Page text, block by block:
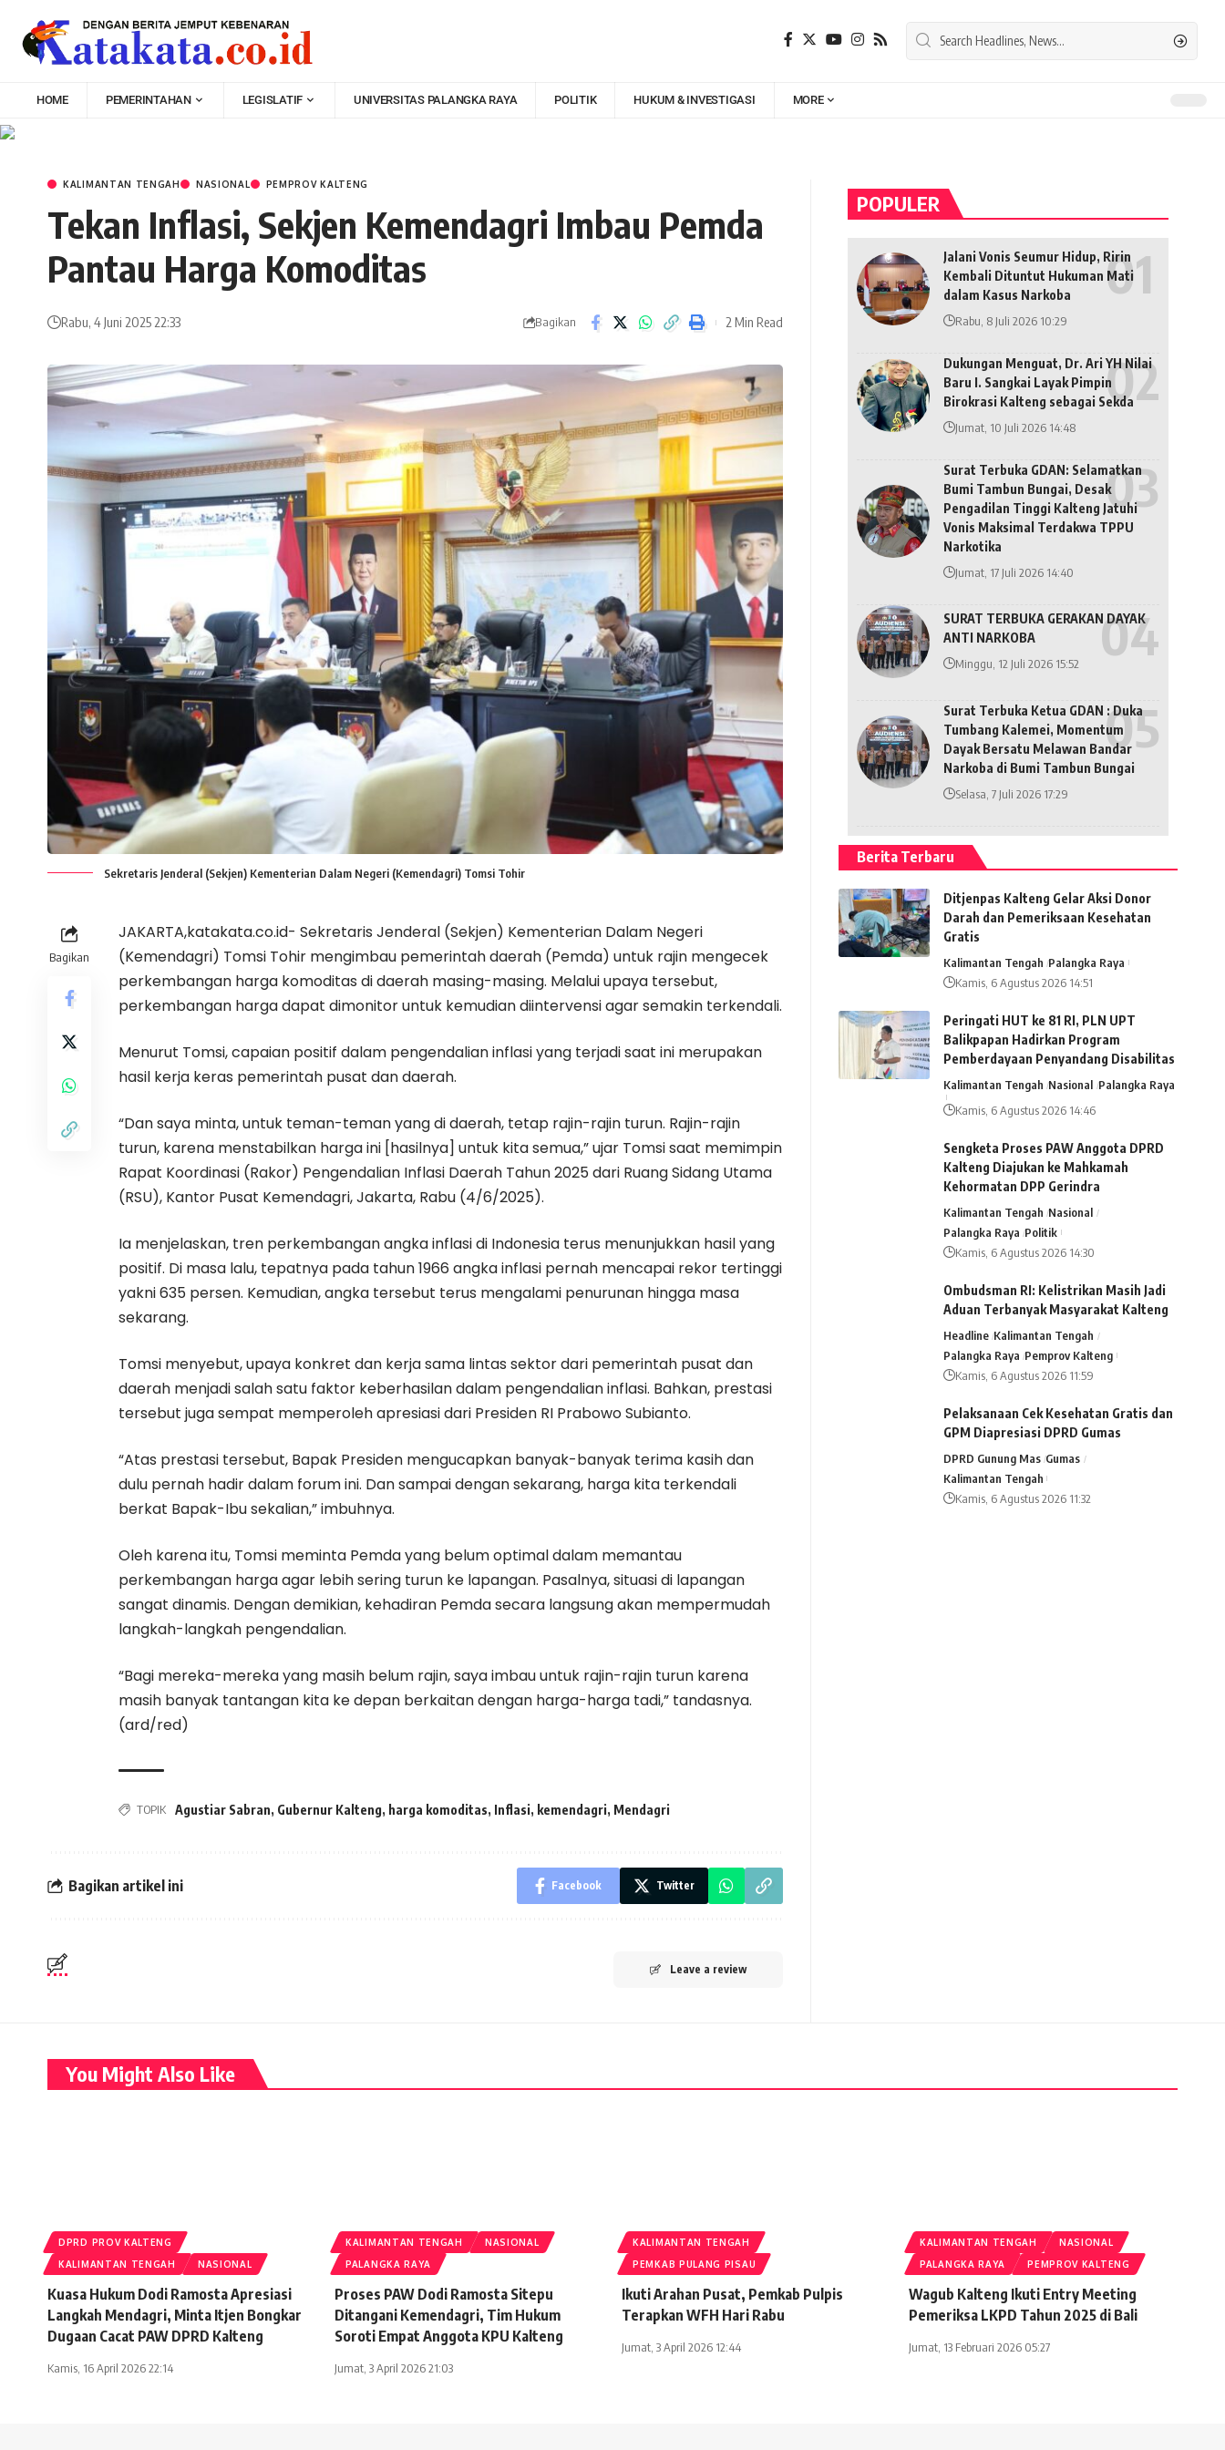
HOME PEMERINTAHAN LEGISLATIF UNIVERSITAS PALANGKA RAYA POLITIK HUKUM & INVESTIGASI MORE
KALIMANTAN TENGAH NASIONAL PEMPROV KALTENG
Tekan Inflasi, Sekjen Kemendagri Imbau Pemda
Pantau Harga Komoditas
Rabu, 4 Juni 2025 22:33 Bagikan 2 Min Read
Sekretaris Jenderal (Sekjen) Kementerian Dalam Negeri (Kemendagri) Tomsi Tohir
Bagikan
JAKARTA,katakata.co.id- Sekretaris Jenderal (Sekjen) Kementerian Dalam Negeri
(Kemendagri) Tomsi Tohir mengimbau pemerintah daerah (Pemda) untuk rajin mengecek
perkembangan harga komoditas di daerah masing-masing. Melalui upaya tersebut,
perkembangan harga dapat dimonitor untuk kemudian diintervensi agar semakin terkendali.
Menurut Tomsi, capaian positif dalam pengendalian inflasi yang terjadi saat ini merupakan
hasil kerja keras pemerintah pusat dan daerah.
“Dan saya minta, untuk teman-teman yang di daerah, tetap rajin-rajin turun. Rajin-rajin
turun, karena menstabilkan harga ini [hasilnya] untuk kita semua,” ujar Tomsi saat memimpin
Rapat Koordinasi (Rakor) Pengendalian Inflasi Daerah Tahun 2025 dari Ruang Sidang Utama
(RSU), Kantor Pusat Kemendagri, Jakarta, Rabu (4/6/2025).
Ia menjelaskan, tren perkembangan angka inflasi di Indonesia terus menunjukkan hasil yang
positif. Di masa lalu, tepatnya pada tahun 1966 angka inflasi pernah mencapai rekor tertinggi
yakni 635 persen. Kemudian, angka tersebut terus mengalami penurunan hingga masa
sekarang.
Tomsi menyebut, upaya konkret dan kerja sama lintas sektor dari pemerintah pusat dan
daerah menjadi salah satu faktor keberhasilan dalam pengendalian inflasi. Bahkan, prestasi
tersebut juga sempat memperoleh apresiasi dari Presiden RI Prabowo Subianto.
“Atas prestasi tersebut, Bapak Presiden mengucapkan banyak-banyak terima kasih dan
dulu pernah hadir dalam forum ini. Dan sampai dengan sekarang, harga kita terkendali
berkat Bapak-Ibu sekalian,” imbuhnya.
Oleh karena itu, Tomsi meminta Pemda yang belum optimal dalam memantau
perkembangan harga agar lebih sering turun ke lapangan. Pasalnya, situasi di lapangan
sangat dinamis. Dengan demikian, kehadiran Pemda secara langsung akan mempermudah
langkah-langkah pengendalian.
“Bagi mereka-mereka yang masih belum rajin, saya imbau untuk rajin-rajin turun karena
masih banyak tantangan kita ke depan berkaitan dengan harga-harga tadi,” tandasnya.
(ard/red)
TOPIK Agustiar Sabran, Gubernur Kalteng, harga komoditas, Inflasi, kemendagri, Mendagri
Bagikan artikel ini Facebook Twitter
Leave a review
POPULER
Jalani Vonis Seumur Hidup, Ririn
Kembali Dituntut Hukuman Mati
dalam Kasus Narkoba
Rabu, 8 Juli 2026 10:29
Dukungan Menguat, Dr. Ari YH Nilai
Baru I. Sangkai Layak Pimpin
Birokrasi Kalteng sebagai Sekda
Jumat, 10 Juli 2026 14:48
Surat Terbuka GDAN: Selamatkan
Bumi Tambun Bungai, Desak
Pengadilan Tinggi Kalteng Jatuhi
Vonis Maksimal Terdakwa TPPU
Narkotika
Jumat, 17 Juli 2026 14:40
SURAT TERBUKA GERAKAN DAYAK
ANTI NARKOBA
Minggu, 12 Juli 2026 15:52
Surat Terbuka Ketua GDAN : Duka
Tumbang Kalemei, Momentum
Dayak Bersatu Melawan Bandar
Narkoba di Bumi Tambun Bungai
Selasa, 7 Juli 2026 17:29
Berita Terbaru
Ditjenpas Kalteng Gelar Aksi Donor
Darah dan Pemeriksaan Kesehatan
Gratis
Kalimantan Tengah Palangka Raya
Kamis, 6 Agustus 2026 14:51
Peringati HUT ke 81 RI, PLN UPT
Balikpapan Hadirkan Program
Pemberdayaan Penyandang Disabilitas
Kalimantan Tengah Nasional Palangka Raya
Kamis, 6 Agustus 2026 14:46
Sengketa Proses PAW Anggota DPRD
Kalteng Diajukan ke Mahkamah
Kehormatan DPP Gerindra
Kalimantan Tengah Nasional
Palangka Raya Politik
Kamis, 6 Agustus 2026 14:30
Ombudsman RI: Kelistrikan Masih Jadi
Aduan Terbanyak Masyarakat Kalteng
Headline Kalimantan Tengah
Palangka Raya Pemprov Kalteng
Kamis, 6 Agustus 2026 11:59
Pelaksanaan Cek Kesehatan Gratis dan
GPM Diapresiasi DPRD Gumas
DPRD Gunung Mas Gumas
Kalimantan Tengah
Kamis, 6 Agustus 2026 11:32
You Might Also Like
DPRD PROV KALTENG
KALIMANTAN TENGAH
NASIONAL
Kuasa Hukum Dodi Ramosta Apresiasi
Langkah Mendagri, Minta Itjen Bongkar
Dugaan Cacat PAW DPRD Kalteng
Kamis, 16 April 2026 22:14
KALIMANTAN TENGAH
NASIONAL
PALANGKA RAYA
Proses PAW Dodi Ramosta Sitepu
Ditangani Kemendagri, Tim Hukum
Soroti Empat Anggota KPU Kalteng
Jumat, 3 April 2026 21:03
KALIMANTAN TENGAH
PEMKAB PULANG PISAU
Ikuti Arahan Pusat, Pemkab Pulpis
Terapkan WFH Hari Rabu
Jumat, 3 April 2026 12:44
KALIMANTAN TENGAH
NASIONAL
PALANGKA RAYA
PEMPROV KALTENG
Wagub Kalteng Ikuti Entry Meeting
Pemeriksa LKPD Tahun 2025 di Bali
Jumat, 13 Februari 2026 05:27